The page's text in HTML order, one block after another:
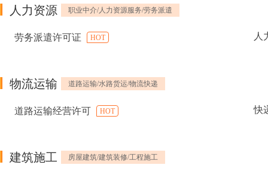
人力资源 职业中介/人力资源服务/劳务派遣
劳务派遣许可证 HOT 人
物流运输 道路运输/水路货运/物流快递
道路运输经营许可 HOT 快
建筑施工 房屋建筑/建筑装修/工程施工